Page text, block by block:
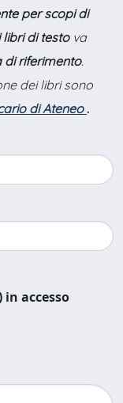
per scopi di
di testova
di riferimento.
dei libri sono
di Ateneo .
accesso